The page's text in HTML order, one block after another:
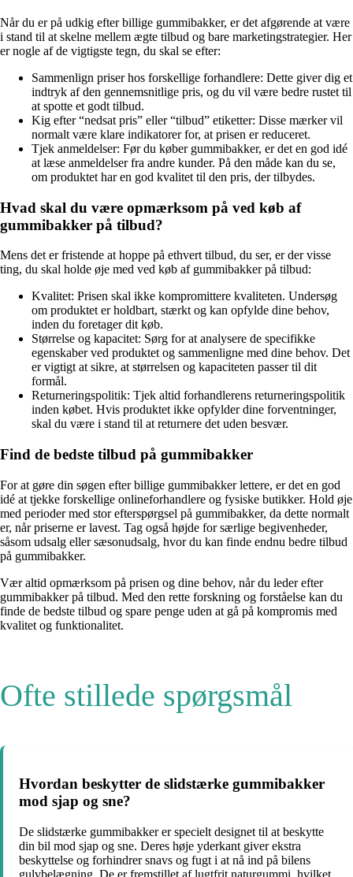
Når du er på udkig efter billige gummibakker, er det afgørende at være
i stand til at skelne mellem ægte tilbud og bare marketingstrategier. Her
er nogle af de vigtigste tegn, du skal se efter:
Sammenlign priser hos forskellige forhandlere: Dette giver dig et
indtryk af den gennemsnitlige pris, og du vil være bedre rustet til
at spotte et godt tilbud.
Kig efter “nedsat pris” eller “tilbud” etiketter: Disse mærker vil
normalt være klare indikatorer for, at prisen er reduceret.
Tjek anmeldelser: Før du køber gummibakker, er det en god idé
at læse anmeldelser fra andre kunder. På den måde kan du se,
om produktet har en god kvalitet til den pris, der tilbydes.
Hvad skal du være opmærksom på ved køb af
gummibakker på tilbud?
Mens det er fristende at hoppe på ethvert tilbud, du ser, er der visse
ting, du skal holde øje med ved køb af gummibakker på tilbud:
Kvalitet: Prisen skal ikke kompromittere kvaliteten. Undersøg
om produktet er holdbart, stærkt og kan opfylde dine behov,
inden du foretager dit køb.
Størrelse og kapacitet: Sørg for at analysere de specifikke
egenskaber ved produktet og sammenligne med dine behov. Det
er vigtigt at sikre, at størrelsen og kapaciteten passer til dit
formål.
Returneringspolitik: Tjek altid forhandlerens returneringspolitik
inden købet. Hvis produktet ikke opfylder dine forventninger,
skal du være i stand til at returnere det uden besvær.
Find de bedste tilbud på gummibakker
For at gøre din søgen efter billige gummibakker lettere, er det en god
idé at tjekke forskellige onlineforhandlere og fysiske butikker. Hold øje
med perioder med stor efterspørgsel på gummibakker, da dette normalt
er, når priserne er lavest. Tag også højde for særlige begivenheder,
såsom udsalg eller sæsonudsalg, hvor du kan finde endnu bedre tilbud
på gummibakker.
Vær altid opmærksom på prisen og dine behov, når du leder efter
gummibakker på tilbud. Med den rette forskning og forståelse kan du
finde de bedste tilbud og spare penge uden at gå på kompromis med
kvalitet og funktionalitet.
Ofte stillede spørgsmål
Hvordan beskytter de slidstærke gummibakker
mod sjap og sne?
De slidstærke gummibakker er specielt designet til at beskytte
din bil mod sjap og sne. Deres høje yderkant giver ekstra
beskyttelse og forhindrer snavs og fugt i at nå ind på bilens